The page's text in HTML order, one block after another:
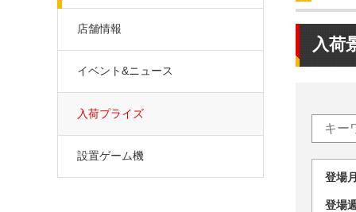
入荷
登
登
店舗情報
イベント&ニュース
入荷プライズ
設置ゲーム機